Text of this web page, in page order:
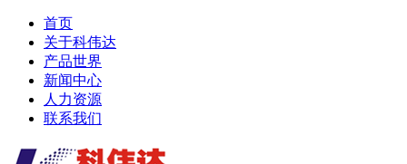
首页
关于科伟达
产品世界
新闻中心
人力资源
联系我们